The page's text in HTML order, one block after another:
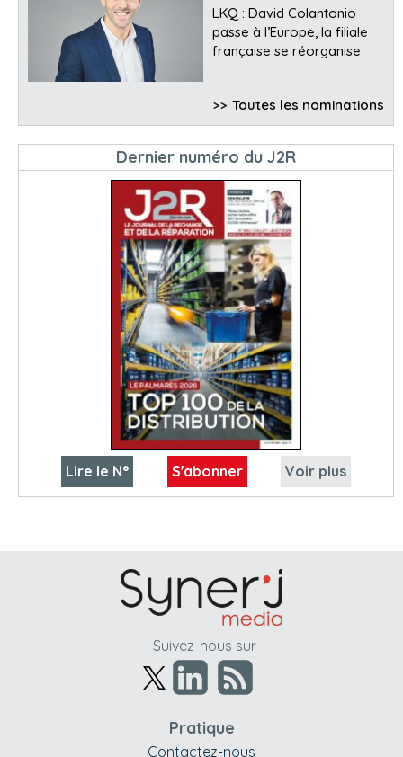
LKQ : David Colantonio
passe à l’Europe, la filiale
française se réorganise
>> Toutes les nominations
Dernier numéro du J2R
Lire le N° S'abonner Voir plus
Suivez-nous sur
Pratique
Contactez-nous